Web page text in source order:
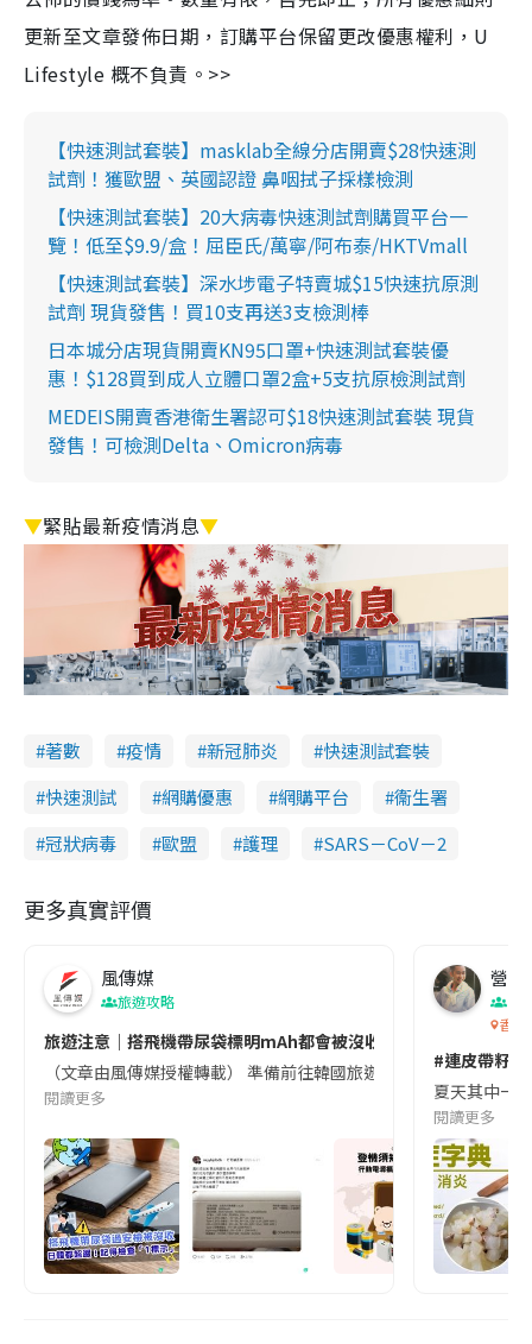
更新至文章發佈日期，訂購平台保留更改優惠權利，U
Lifestyle 概不負責。>>
【快速測試套裝】masklab全線分店開賣$28快速測
試劑！獲歐盟、英國認證 鼻咽拭子採樣檢測
【快速測試套裝】20大病毒快速測試劑購買平台一
覽！低至$9.9/盒！屈臣氏/萬寧/阿布泰/HKTVmall
【快速測試套裝】深水埗電子特賣城$15快速抗原測
試劑 現貨發售！買10支再送3支檢測棒
日本城分店現貨開賣KN95口罩+快速測試套裝優
惠！$128買到成人立體口罩2盒+5支抗原檢測試劑
MEDEIS開賣香港衛生署認可$18快速測試套裝 現貨
發售！可檢測Delta、Omicron病毒
▼緊貼最新疫情消息▼
著數 疫情 新冠肺炎
快速測試套裝
快速測試
網購優惠 網購平台
衞生署
冠狀病毒
歐盟 護理 SARS－CoV－2
更多真實評價
風傳媒
旅遊攻略
旅遊注意｜搭飛機帶尿袋標明mAh都會被沒收😱出發前切記檢查
（文章由風傳媒授權轉載） 準備前往韓國旅遊的民眾，近期要
閱讀更多
營養
香港
#連皮帶籽
夏天其中一
閱讀更多